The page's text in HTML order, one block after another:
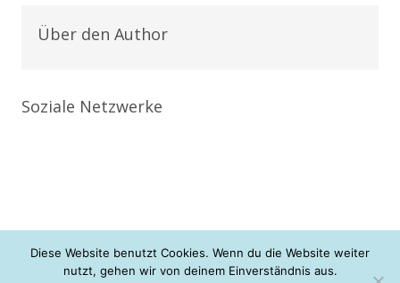
Über den Author
Soziale Netzwerke
+ + + neue Konfis gesucht <3 + + +
Diese Website benutzt Cookies. Wenn du die Website weiter
nutzt, gehen wir von deinem Einverständnis aus.